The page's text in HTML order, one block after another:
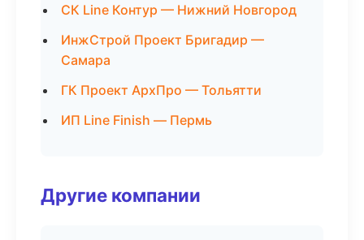
СК Line Контур — Нижний Новгород
ИнжСтрой Проект Бригадир —
Самара
ГК Проект АрхПро — Тольятти
ИП Line Finish — Пермь
Другие компании